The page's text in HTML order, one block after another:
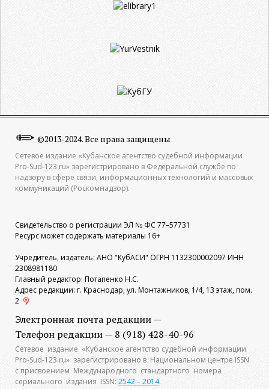
©2013-2024. Все права защищены
Сетевое издание «Кубанское агентство судебной информации
Pro-Sud-123.ru» зарегистрировано в Федеральной службе по
надзору в сфере связи, информационных технологий и массовых
коммуникаций (Роскомнадзор).
Свидетельство о регистрации ЭЛ № ФС 77–57731
Ресурс может содержать материалы 16+
Учредитель, издатель: АНО "КубАСИ" ОГРН 1132300002097 ИНН
2308981180
Главный редактор: Потапенко Н.С.
Адрес редакции: г. Краснодар, ул. Монтажников, 1/4, 13 этаж, пом.
2
Электронная почта редакции —
Телефон редакции — 8 (918) 428-40-96
Сетевое издание «Кубанское агентство судебной информации
Pro-Sud-123.ru» зарегистрировано в Национальном центре ISSN
с присвоением Международного стандартного номера
сериального издания ISSN: 2542 – 2014.